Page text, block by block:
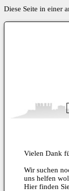
Diese Seite in einer
Vielen Dank
Wir suchen
uns helfen
Hier finden